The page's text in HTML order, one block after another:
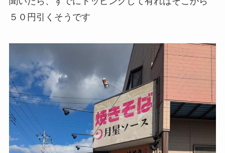
５０円引くそうです